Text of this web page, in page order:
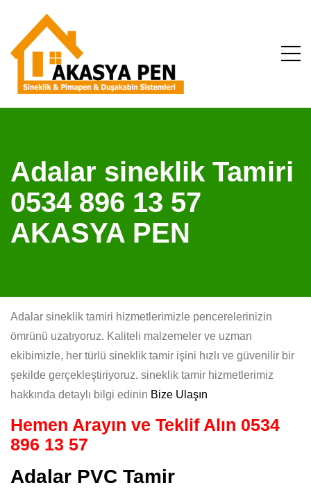
Adalar sineklik Tamiri
0534 896 13 57
AKASYA PEN
Adalar sineklik tamiri hizmetlerimizle pencerelerinizin
ömrünü uzatıyoruz. Kaliteli malzemeler ve uzman
ekibimizle, her türlü sineklik tamir işini hızlı ve güvenilir bir
şekilde gerçekleştiriyoruz. sineklik tamir hizmetlerimiz
hakkında detaylı bilgi edinin Bize Ulaşın
Hemen Arayın ve Teklif Alın 0534
896 13 57
Adalar PVC Tamir